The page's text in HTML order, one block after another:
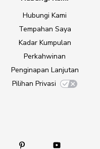
Hubungi Kami
Tempahan Saya
Kadar Kumpulan
Perkahwinan
Penginapan Lanjutan
Pilihan Privasi